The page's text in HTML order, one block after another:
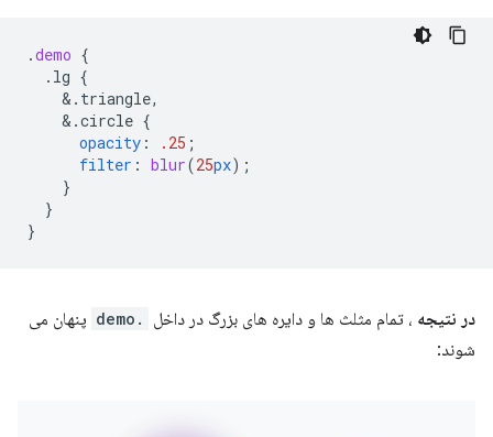
.demo {
.lg {
& .triangle,
& .circle {
opacity : .25 ;
filter : blur(25px);
}
}
}
در نتیجه ، تمام مثلث ها و دایره های بزرگ در داخل .demo
پنهان می
شوند: